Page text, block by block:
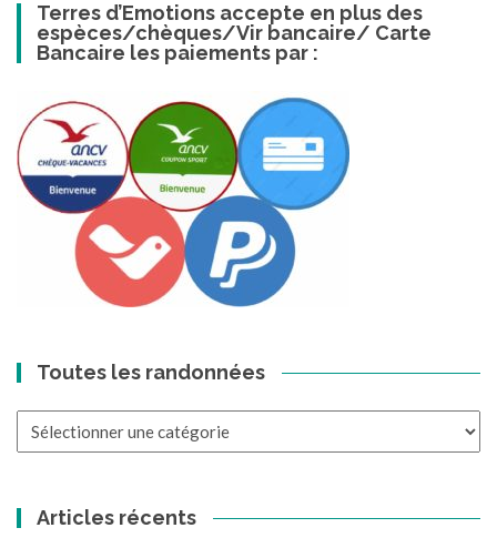
Terres d’Emotions accepte en plus des
espèces/chèques/Vir bancaire/ Carte
Bancaire les paiements par :
Toutes les randonnées
Articles récents